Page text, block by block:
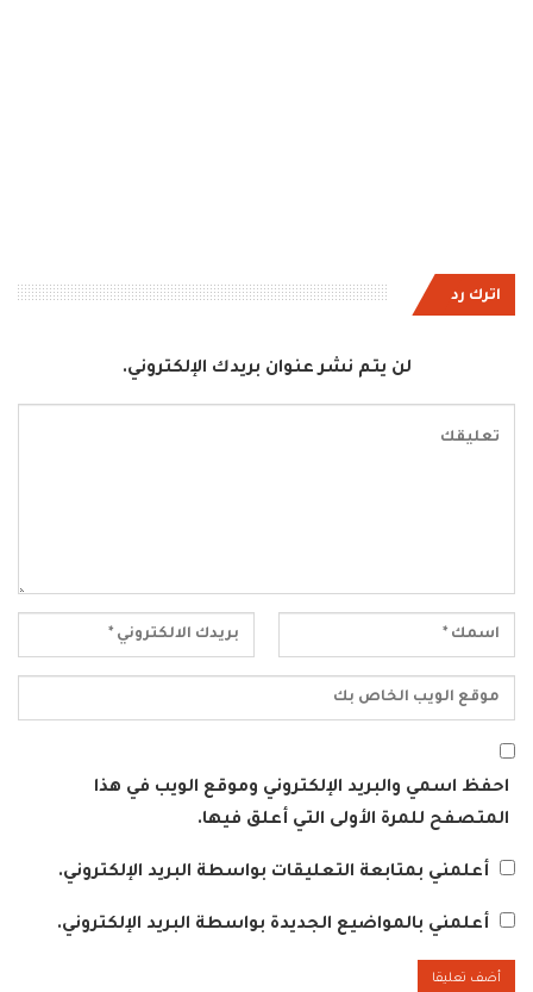
اترك رد
لن يتم نشر عنوان بريدك الإلكتروني.
احفظ اسمي والبريد الإلكتروني وموقع الويب في هذا
المتصفح للمرة الأولى التي أعلق فيها.
أعلمني بمتابعة التعليقات بواسطة البريد الإلكتروني.
أعلمني بالمواضيع الجديدة بواسطة البريد الإلكتروني.